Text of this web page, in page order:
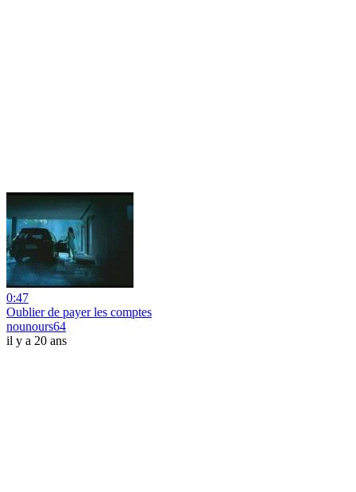
0:47
Oublier de payer les comptes
nounours64
il y a 20 ans